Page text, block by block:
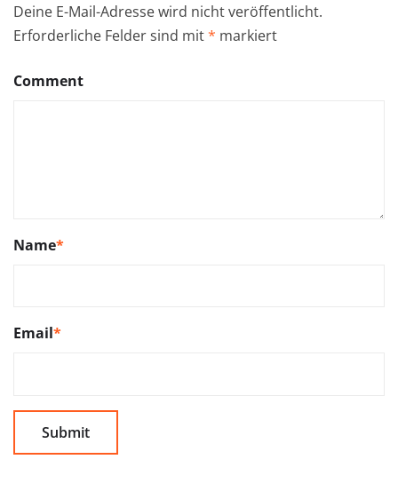
Deine E-Mail-Adresse wird nicht veröffentlicht.
Erforderliche Felder sind mit* markiert
Comment
Name*
Email*